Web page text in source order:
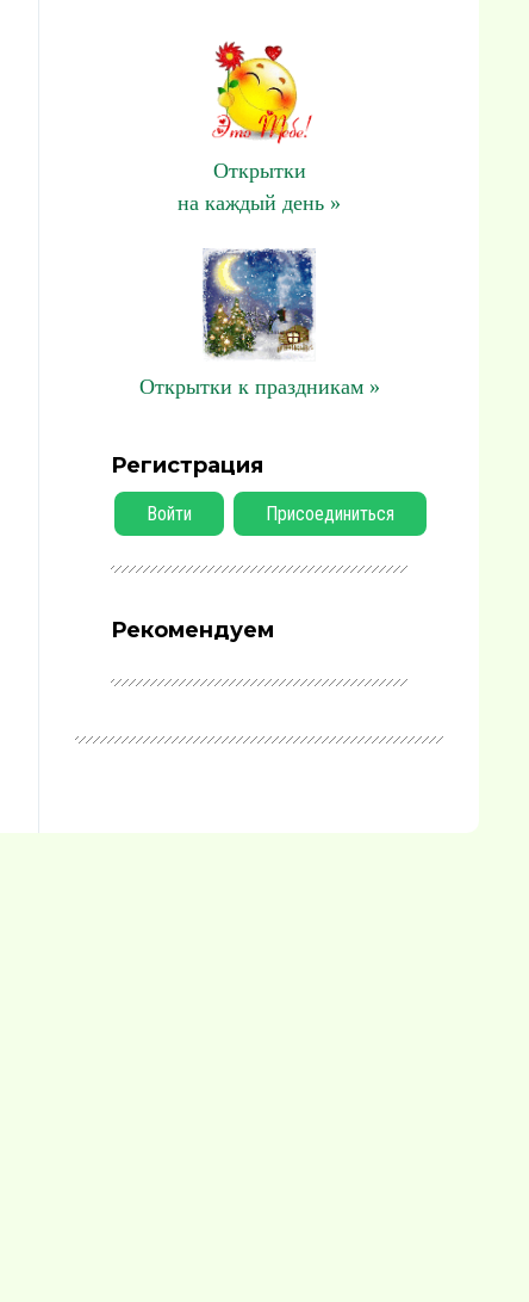
Открытки
на каждый день »
Открытки к праздникам »
Регистрация
Войти Присоединиться
Рекомендуем